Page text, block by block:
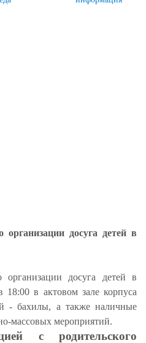
организации досуга детей в
организации досуга детей в
18:00 в актовом зале корпуса
- бахилы, а также наличные
массовых мероприятий.
с родительского